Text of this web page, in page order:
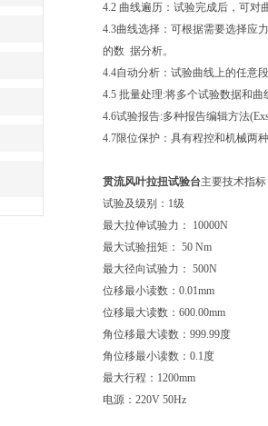
4.2 曲线遍历：试验完成后，可对
4.3曲线选择：可根据需要选择应
的数 据分析。
4.4自动分析：试验曲线上的任意
4.5 批量处理:将多个试验数据和
4.6试验报告:多种报告编辑方法
4.7限位保护：具有程控和机械两
贯流风叶拉扭试验台主要技术指标
试验及级别：1级
最大拉伸试验力： 10000N
最大试验扭矩： 50 Nm
最大径向试验力： 500N
位移最小读数：0.01mm
位移最大读数：600.00mm
角位移最大读数：999.99度
角位移最小读数：0.1度
最大行程：1200mm
电源：220V 50Hz